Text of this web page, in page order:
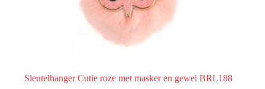
Sleutelhanger Cutie roze met masker en gewei BRL188